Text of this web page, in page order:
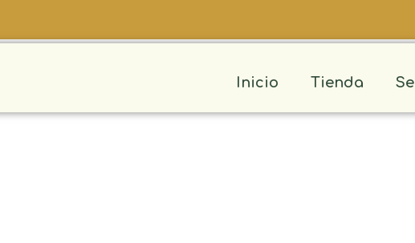
Inicio Tienda